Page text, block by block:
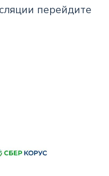
перейдите